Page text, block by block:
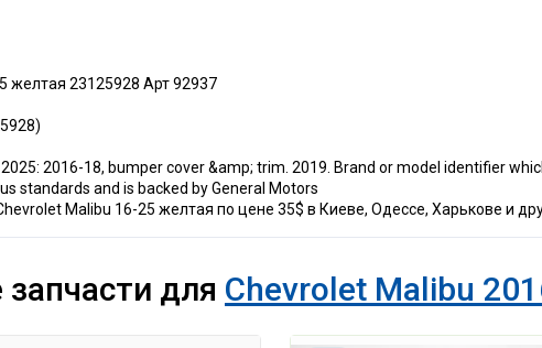
желтая 23125928 Арт 92937
2016-18, bumper cover &amp; trim. 2019. Brand or model identifier
standards and is backed by General Motors
Malibu 16-25 желтая по цене 35$ в Киеве, Одессе, Харькове и
для Chevrolet Malibu